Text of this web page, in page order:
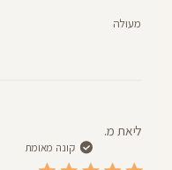
מעולה
ליאת מ.
קונה מאומת